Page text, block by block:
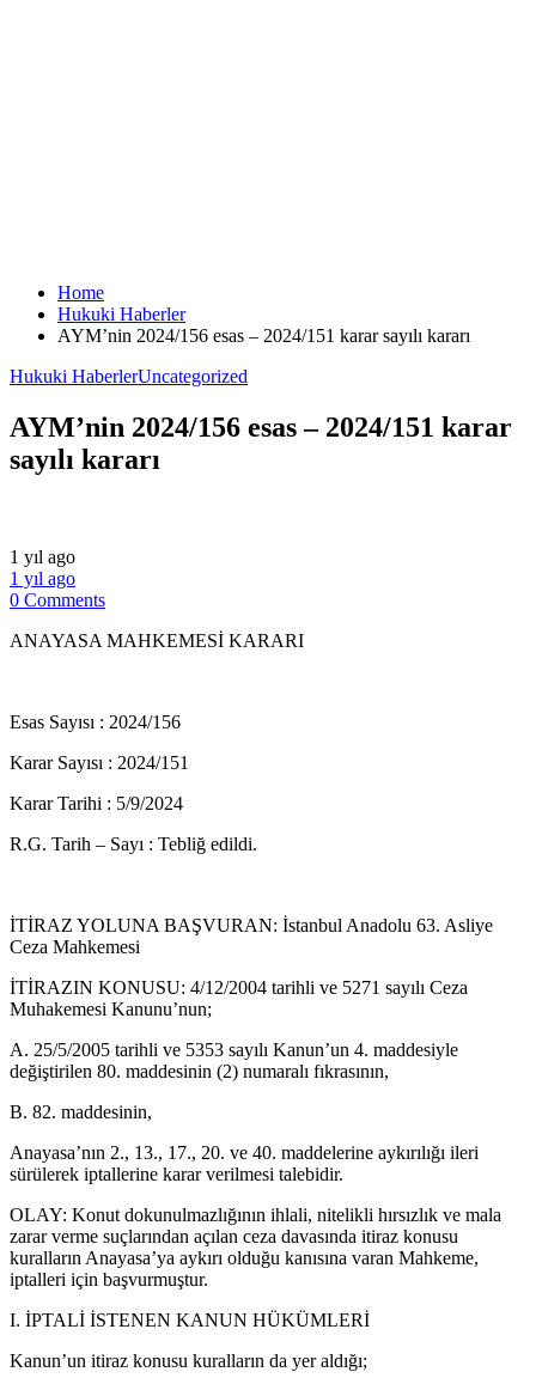
Home
Hukuki Haberler
AYM’nin 2024/156 esas – 2024/151 karar sayılı kararı
Hukuki HaberlerUncategorized
AYM’nin 2024/156 esas – 2024/151 karar
sayılı kararı
1 yıl ago
1 yıl ago
0 Comments
ANAYASA MAHKEMESİ KARARI
Esas Sayısı : 2024/156
Karar Sayısı : 2024/151
Karar Tarihi : 5/9/2024
R.G. Tarih – Sayı : Tebliğ edildi.
İTİRAZ YOLUNA BAŞVURAN: İstanbul Anadolu 63. Asliye
Ceza Mahkemesi
İTİRAZIN KONUSU: 4/12/2004 tarihli ve 5271 sayılı Ceza
Muhakemesi Kanunu’nun;
A. 25/5/2005 tarihli ve 5353 sayılı Kanun’un 4. maddesiyle
değiştirilen 80. maddesinin (2) numaralı fıkrasının,
B. 82. maddesinin,
Anayasa’nın 2., 13., 17., 20. ve 40. maddelerine aykırılığı ileri
sürülerek iptallerine karar verilmesi talebidir.
OLAY: Konut dokunulmazlığının ihlali, nitelikli hırsızlık ve mala
zarar verme suçlarından açılan ceza davasında itiraz konusu
kuralların Anayasa’ya aykırı olduğu kanısına varan Mahkeme,
iptalleri için başvurmuştur.
I. İPTALİ İSTENEN KANUN HÜKÜMLERİ
Kanun’un itiraz konusu kuralların da yer aldığı;